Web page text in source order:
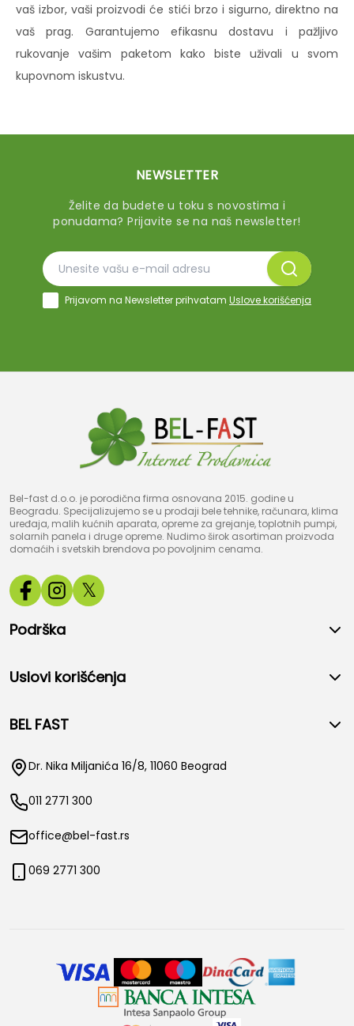
vaš izbor, vaši proizvodi će stići brzo i sigurno, direktno na
vaš prag. Garantujemo efikasnu dostavu i pažljivo
rukovanje vašim paketom kako biste uživali u svom
kupovnom iskustvu.
NEWSLETTER
Želite da budete u toku s novostima i
ponudama? Prijavite se na naš newsletter!
Prijavom na Newsletter prihvatam Uslove korišćenja
Bel-fast d.o.o. je porodična firma osnovana 2015. godine u
Beogradu. Specijalizujemo se u prodaji bele tehnike, računara, klima
uređaja, malih kućnih aparata, opreme za grejanje, toplotnih pumpi,
solarnih panela i druge opreme. Nudimo širok asortiman proizvoda
domaćih i svetskih brendova po povoljnim cenama.
𝕏
Podrška
Uslovi korišćenja
BEL FAST
Dr. Nika Miljanića 16/8, 11060 Beograd
011 2771 300
office@bel-fast.rs
069 2771 300